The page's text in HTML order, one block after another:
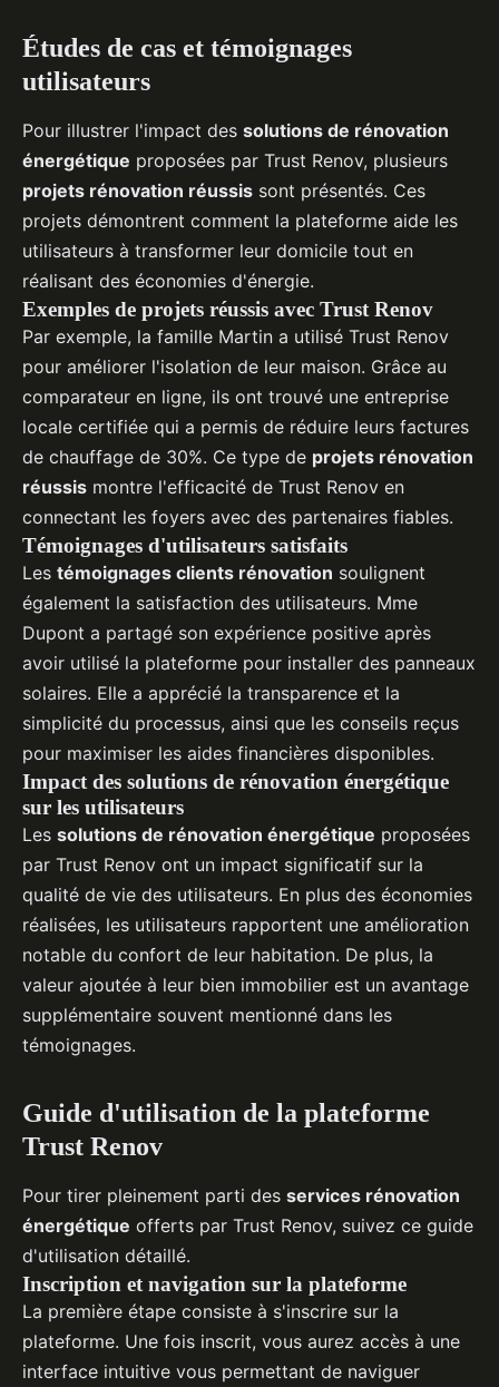
Études de cas et témoignages
utilisateurs
Pour illustrer l'impact des solutions de rénovation
énergétique proposées par Trust Renov, plusieurs
projets rénovation réussis sont présentés. Ces
projets démontrent comment la plateforme aide les
utilisateurs à transformer leur domicile tout en
réalisant des économies d'énergie.
Exemples de projets réussis avec Trust Renov
Par exemple, la famille Martin a utilisé Trust Renov
pour améliorer l'isolation de leur maison. Grâce au
comparateur en ligne, ils ont trouvé une entreprise
locale certifiée qui a permis de réduire leurs factures
de chauffage de 30%. Ce type de projets rénovation
réussis montre l'efficacité de Trust Renov en
connectant les foyers avec des partenaires fiables.
Témoignages d'utilisateurs satisfaits
Les témoignages clients rénovation soulignent
également la satisfaction des utilisateurs. Mme
Dupont a partagé son expérience positive après
avoir utilisé la plateforme pour installer des panneaux
solaires. Elle a apprécié la transparence et la
simplicité du processus, ainsi que les conseils reçus
pour maximiser les aides financières disponibles.
Impact des solutions de rénovation énergétique
sur les utilisateurs
Les solutions de rénovation énergétique proposées
par Trust Renov ont un impact significatif sur la
qualité de vie des utilisateurs. En plus des économies
réalisées, les utilisateurs rapportent une amélioration
notable du confort de leur habitation. De plus, la
valeur ajoutée à leur bien immobilier est un avantage
supplémentaire souvent mentionné dans les
témoignages.
Guide d'utilisation de la plateforme
Trust Renov
Pour tirer pleinement parti des services rénovation
énergétique offerts par Trust Renov, suivez ce guide
d'utilisation détaillé.
Inscription et navigation sur la plateforme
La première étape consiste à s'inscrire sur la
plateforme. Une fois inscrit, vous aurez accès à une
interface intuitive vous permettant de naviguer